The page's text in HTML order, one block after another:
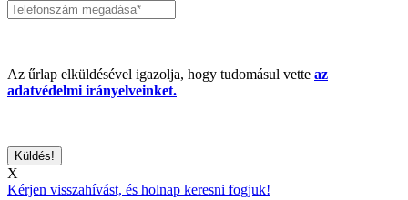
Az űrlap elküldésével igazolja, hogy tudomásul vette az
adatvédelmi irányelveinket.
X
Kérjen visszahívást, és holnap keresni fogjuk!